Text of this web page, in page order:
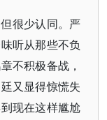
很少认同。严
听从那些不负
不积极备战，
又显得惊慌失
现在这样尴尬